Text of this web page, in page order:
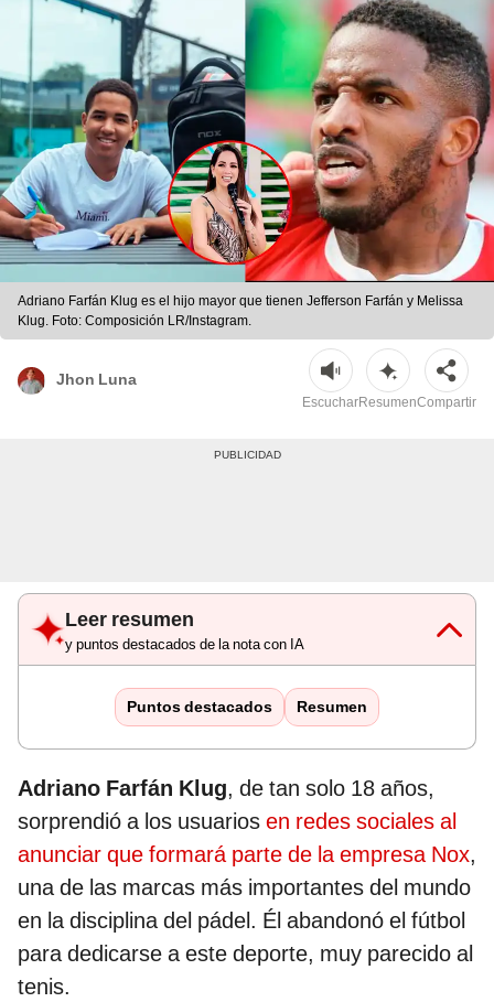
Adriano Farfán Klug es el hijo mayor que tienen Jefferson Farfán y Melissa
Klug. Foto: Composición LR/Instagram.
Jhon Luna
EscucharResumenCompartir
Leer resumen
y puntos destacados de la nota con IA
Puntos destacados Resumen
Adriano Farfán Klug, de tan solo 18 años,
sorprendió a los usuarios en redes sociales al
anunciar que formará parte de la empresa Nox,
una de las marcas más importantes del mundo
en la disciplina del pádel. Él abandonó el fútbol
para dedicarse a este deporte, muy parecido al
tenis.